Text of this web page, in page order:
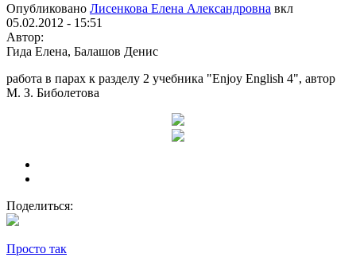
Опубликовано Лисенкова Елена Александровна вкл
05.02.2012 - 15:51
Автор:
Гида Елена, Балашов Денис
работа в парах к разделу 2 учебника "Enjoy English 4", автор
М. З. Биболетова
Поделиться:
Просто так